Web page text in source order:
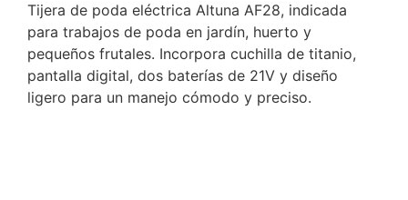
Tijera de poda eléctrica Altuna AF28, indicada
para trabajos de poda en jardín, huerto y
pequeños frutales. Incorpora cuchilla de titanio,
pantalla digital, dos baterías de 21V y diseño
ligero para un manejo cómodo y preciso.